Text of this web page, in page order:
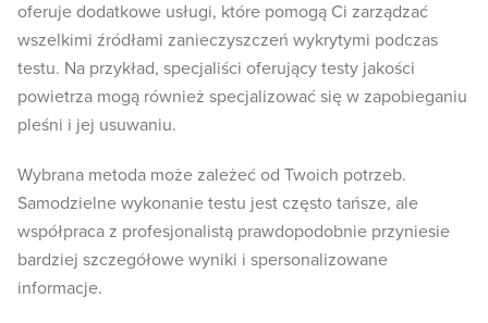
oferuje dodatkowe usługi, które pomogą Ci zarządzać
wszelkimi źródłami zanieczyszczeń wykrytymi podczas
testu. Na przykład, specjaliści oferujący testy jakości
powietrza mogą również specjalizować się w zapobieganiu
pleśni i jej usuwaniu.
Wybrana metoda może zależeć od Twoich potrzeb.
Samodzielne wykonanie testu jest często tańsze, ale
współpraca z profesjonalistą prawdopodobnie przyniesie
bardziej szczegółowe wyniki i spersonalizowane
informacje.